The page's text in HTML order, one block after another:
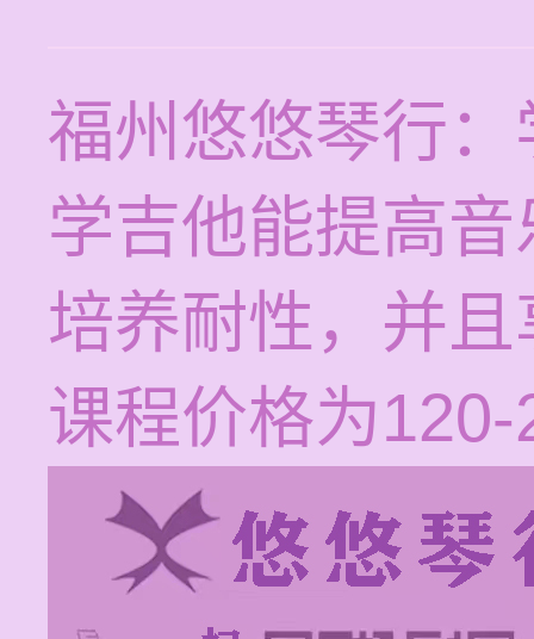
福州悠悠琴行
学吉他能提高
培养耐性，并
课程价格为